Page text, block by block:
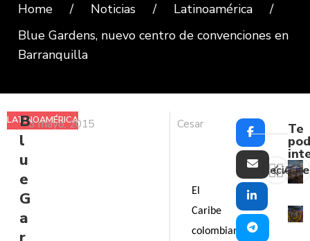
Home / Noticias / Latinoamérica
/
Blue Gardens, nuevo centro de convenciones en
Barranquilla
LATINOAMÉRICA
B
l
u
e
G
a
3 mayo, 2015 Cesar
El
Caribe
colombiano
Reciente
Te